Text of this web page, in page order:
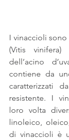
I vinaccioli
(Vitis
dell’acino
contiene da
caratterizzati
resistente. I
loro volta
linoleico,
di vinaccioli è